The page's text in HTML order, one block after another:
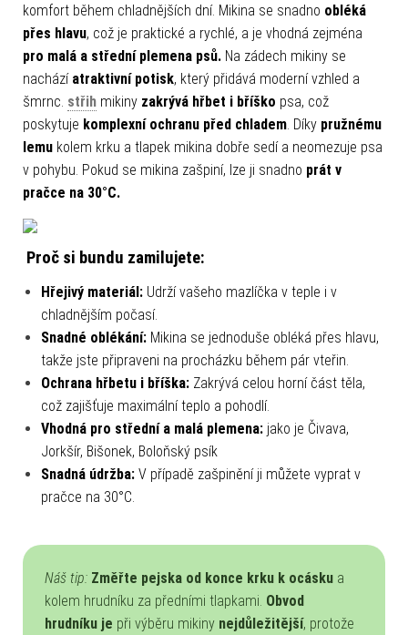
komfort během chladnějších dní. Mikina se snadno obléká
přes hlavu, což je praktické a rychlé, a je vhodná zejména
pro malá a střední plemena psů. Na zádech mikiny se
nachází atraktivní potisk, který přidává moderní vzhled a
šmrnc. střih mikiny zakrývá hřbet i bříško psa, což
poskytuje komplexní ochranu před chladem. Díky pružnému
lemu kolem krku a tlapek mikina dobře sedí a neomezuje psa
v pohybu. Pokud se mikina zašpiní, lze ji snadno prát v
pračce na 30°C.
Proč si bundu zamilujete:
Hřejivý materiál: Udrží vašeho mazlíčka v teple i v
chladnějším počasí.
Snadné oblékání: Mikina se jednoduše obléká přes hlavu,
takže jste připraveni na procházku během pár vteřin.
Ochrana hřbetu i bříška: Zakrývá celou horní část těla,
což zajišťuje maximální teplo a pohodlí.
Vhodná pro střední a malá plemena: jako je Čivava,
Jorkšír, Bišonek, Boloňský psík
Snadná údržba: V případě zašpinění ji můžete vyprat v
pračce na 30°C.
Náš tip: Změřte pejska od konce krku k ocásku a
kolem hrudníku za předními tlapkami. Obvod
hrudníku je při výběru mikiny nejdůležitější, protože